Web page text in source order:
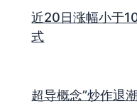
近20日涨幅小于
式
超导概念”炒作退